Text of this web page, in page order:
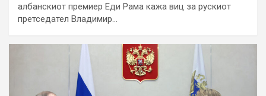
албанскиот премиер Еди Рама кажа виц за рускиот
претседател Владимир…